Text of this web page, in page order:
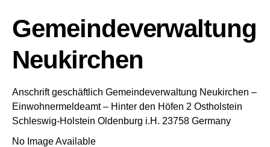
Gemeindeverwaltung
Neukirchen
Anschrift geschäftlich Gemeindeverwaltung Neukirchen –
Einwohnermeldeamt – Hinter den Höfen 2 Ostholstein
Schleswig-Holstein Oldenburg i.H. 23758 Germany
No Image Available